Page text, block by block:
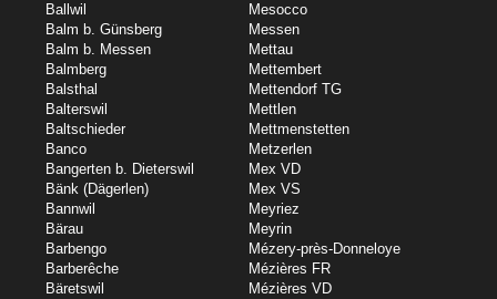
Ballwil
Balm b. Günsberg
Balm b. Messen
Balmberg
Balsthal
Balterswil
Baltschieder
Banco
Bangerten b. Dieterswil
Bänk (Dägerlen)
Bannwil
Bärau
Barbengo
Barberêche
Bäretswil
Mesocco
Messen
Mettau
Mettembert
Mettendorf TG
Mettlen
Mettmenstetten
Metzerlen
Mex VD
Mex VS
Meyriez
Meyrin
Mézery-près-Donneloye
Mézières FR
Mézières VD